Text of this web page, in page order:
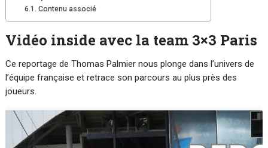
Contenu associé
Vidéo inside avec la team 3×3 Paris
Ce reportage de Thomas Palmier nous plonge dans l’univers de
l’équipe française et retrace son parcours au plus près des
joueurs.